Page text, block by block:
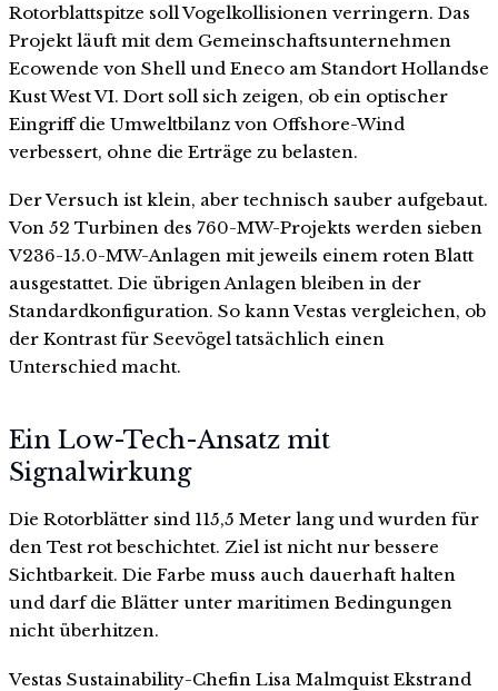
Rotorblattspitze soll Vogelkollisionen verringern. Das
Projekt läuft mit dem Gemeinschaftsunternehmen
Ecowende von Shell und Eneco am Standort Hollandse
Kust West VI. Dort soll sich zeigen, ob ein optischer
Eingriff die Umweltbilanz von Offshore-Wind
verbessert, ohne die Erträge zu belasten.
Der Versuch ist klein, aber technisch sauber aufgebaut.
Von 52 Turbinen des 760-MW-Projekts werden sieben
V236-15.0-MW-Anlagen mit jeweils einem roten Blatt
ausgestattet. Die übrigen Anlagen bleiben in der
Standardkonfiguration. So kann Vestas vergleichen, ob
der Kontrast für Seevögel tatsächlich einen
Unterschied macht.
Ein Low-Tech-Ansatz mit
Signalwirkung
Die Rotorblätter sind 115,5 Meter lang und wurden für
den Test rot beschichtet. Ziel ist nicht nur bessere
Sichtbarkeit. Die Farbe muss auch dauerhaft halten
und darf die Blätter unter maritimen Bedingungen
nicht überhitzen.
Vestas Sustainability-Chefin Lisa Malmquist Ekstrand